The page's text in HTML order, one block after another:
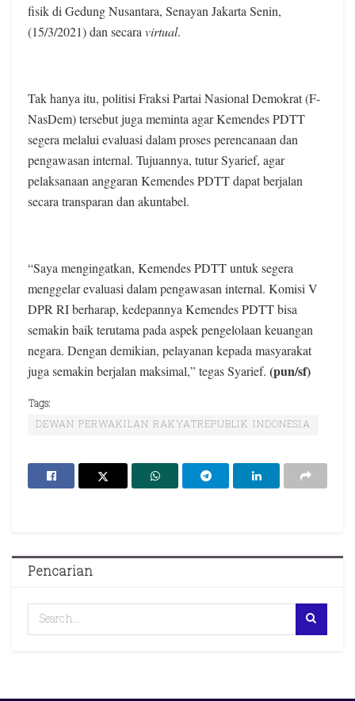
fisik di Gedung Nusantara, Senayan Jakarta Senin,
(15/3/2021) dan secara virtual.
Tak hanya itu, politisi Fraksi Partai Nasional Demokrat (F-
NasDem) tersebut juga meminta agar Kemendes PDTT
segera melalui evaluasi dalam proses perencanaan dan
pengawasan internal. Tujuannya, tutur Syarief, agar
pelaksanaan anggaran Kemendes PDTT dapat berjalan
secara transparan dan akuntabel.
“Saya mengingatkan, Kemendes PDTT untuk segera
menggelar evaluasi dalam pengawasan internal. Komisi V
DPR RI berharap, kedepannya Kemendes PDTT bisa
semakin baik terutama pada aspek pengelolaan keuangan
negara. Dengan demikian, pelayanan kepada masyarakat
juga semakin berjalan maksimal,” tegas Syarief. (pun/sf)
Tags:
DEWAN PERWAKILAN RAKYATREPUBLIK INDONESIA
Pencarian